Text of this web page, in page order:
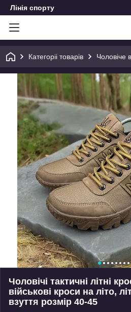
Лінія спорту
Категоріі товарів Чоловіче
Чоловічі тактичні літні
військові кроси на літо,
взуття розмір 40-45